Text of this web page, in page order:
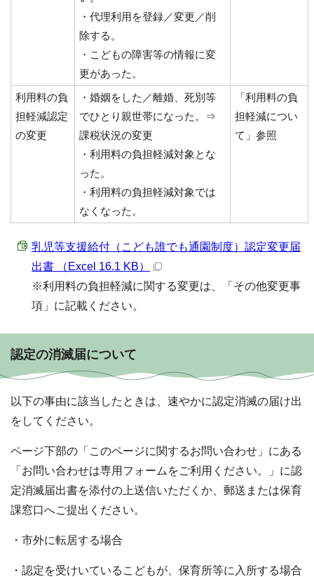
・代理利用を登録／変更／削
除する。
・こどもの障害等の情報に変
更があった。
利用料の負
担軽減認定
の変更
・婚姻をした／離婚、死別等
でひとり親世帯になった。⇒
課税状況の変更
・利用料の負担軽減対象とな
った。
・利用料の負担軽減対象では
なくなった。
「利用料の負
担軽減につい
て」参照
乳児等支援給付（こども誰でも通園制度）認定変更届
出書 （Excel 16.1 KB）
※利用料の負担軽減に関する変更は、「その他変更事
項」に記載ください。
認定の消滅届について
以下の事由に該当したときは、速やかに認定消滅の届け出
をしてください。
ページ下部の「このページに関するお問い合わせ」にある
「お問い合わせは専用フォームをご利用ください。」に認
定消滅届出書を添付の上送信いただくか、郵送または保育
課窓口へご提出ください。
・市外に転居する場合
・認定を受けいているこどもが、保育所等に入所する場合